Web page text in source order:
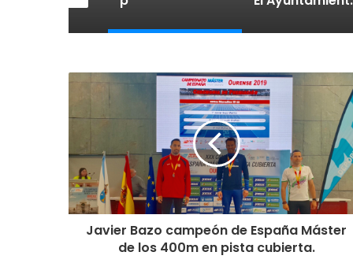
Javier Bazo campeón de España Máster
de los 400m en pista cubierta.